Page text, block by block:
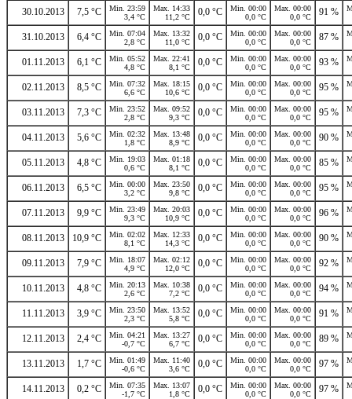
30.10.2013 7,5 °C
Min. 23:59
3,4 °C
Max. 14:33
11,2 °C
0,0 °C
Min. 00:00
0,0 °C
Max. 00:00
0,0 °C
91 %
31.10.2013 6,4 °C
Min. 07:04
2,8 °C
Max. 13:32
11,0 °C
0,0 °C
Min. 00:00
0,0 °C
Max. 00:00
0,0 °C
87 %
01.11.2013 6,1 °C
Min. 05:52
4,8 °C
Max. 22:41
8,1 °C
0,0 °C
Min. 00:00
0,0 °C
Max. 00:00
0,0 °C
93 %
02.11.2013 8,5 °C
Min. 07:32
6,6 °C
Max. 18:15
10,6 °C
0,0 °C
Min. 00:00
0,0 °C
Max. 00:00
0,0 °C
95 %
03.11.2013 7,3 °C
Min. 23:52
2,8 °C
Max. 09:52
9,3 °C
0,0 °C
Min. 00:00
0,0 °C
Max. 00:00
0,0 °C
95 %
04.11.2013 5,6 °C
Min. 02:32
1,8 °C
Max. 13:48
8,9 °C
0,0 °C
Min. 00:00
0,0 °C
Max. 00:00
0,0 °C
90 %
05.11.2013 4,8 °C
Min. 19:03
0,6 °C
Max. 01:18
8,1 °C
0,0 °C
Min. 00:00
0,0 °C
Max. 00:00
0,0 °C
85 %
06.11.2013 6,5 °C
Min. 00:00
3,2 °C
Max. 23:50
9,8 °C
0,0 °C
Min. 00:00
0,0 °C
Max. 00:00
0,0 °C
95 %
07.11.2013 9,9 °C
Min. 23:49
9,3 °C
Max. 20:03
10,9 °C
0,0 °C
Min. 00:00
0,0 °C
Max. 00:00
0,0 °C
96 %
08.11.2013 10,9 °C
Min. 02:02
8,1 °C
Max. 12:33
14,3 °C
0,0 °C
Min. 00:00
0,0 °C
Max. 00:00
0,0 °C
90 %
09.11.2013 7,9 °C
Min. 18:07
4,9 °C
Max. 02:12
12,0 °C
0,0 °C
Min. 00:00
0,0 °C
Max. 00:00
0,0 °C
92 %
10.11.2013 4,8 °C
Min. 20:13
2,6 °C
Max. 10:38
7,2 °C
0,0 °C
Min. 00:00
0,0 °C
Max. 00:00
0,0 °C
94 %
11.11.2013 3,9 °C
Min. 23:50
2,3 °C
Max. 13:52
5,8 °C
0,0 °C
Min. 00:00
0,0 °C
Max. 00:00
0,0 °C
91 %
12.11.2013 2,4 °C
Min. 04:21
-0,7 °C
Max. 13:27
6,7 °C
0,0 °C
Min. 00:00
0,0 °C
Max. 00:00
0,0 °C
89 %
13.11.2013 1,7 °C
Min. 01:49
-0,6 °C
Max. 11:40
3,6 °C
0,0 °C
Min. 00:00
0,0 °C
Max. 00:00
0,0 °C
97 %
14.11.2013 0,2 °C
Min. 07:35
-1,7 °C
Max. 13:07
1,8 °C
0,0 °C
Min. 00:00
0,0 °C
Max. 00:00
0,0 °C
97 %